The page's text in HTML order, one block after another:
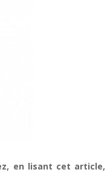
en lisant cet article,